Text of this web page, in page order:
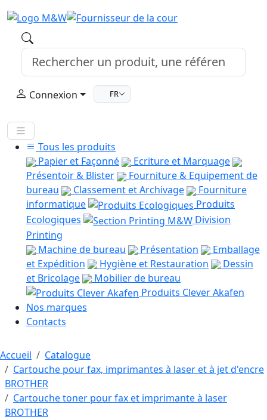
Connexion FR
Tous les produits
Papier et Façonné
Ecriture et Marquage
Présentoir & Blister
Fourniture & Equipement de
bureau
Classement et Archivage
Fourniture
informatique
Produits
Ecologiques
Division
Printing
Machine de bureau
Présentation
Emballage
et Expédition
Hygiène et Restauration
Dessin
et Bricolage
Mobilier de bureau
Produits Clever Akafen
Nos marques
Contacts
Accueil
Catalogue
Cartouche pour fax, imprimantes à laser et à jet d'encre
BROTHER
Cartouche toner pour fax et imprimante à laser
BROTHER